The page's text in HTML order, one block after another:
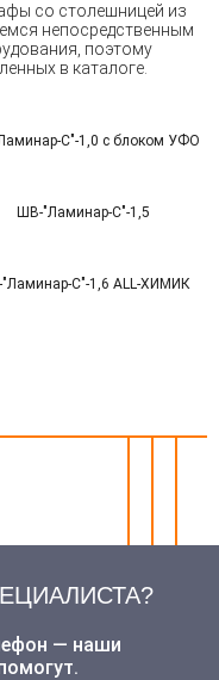
со столешницей из
непосредственным
поэтому
в каталоге.
С"-1,0 с блоком УФО
ШВ-"Ламинар-С"-1,5
С"-1,6 ALL-ХИМИК
— наши